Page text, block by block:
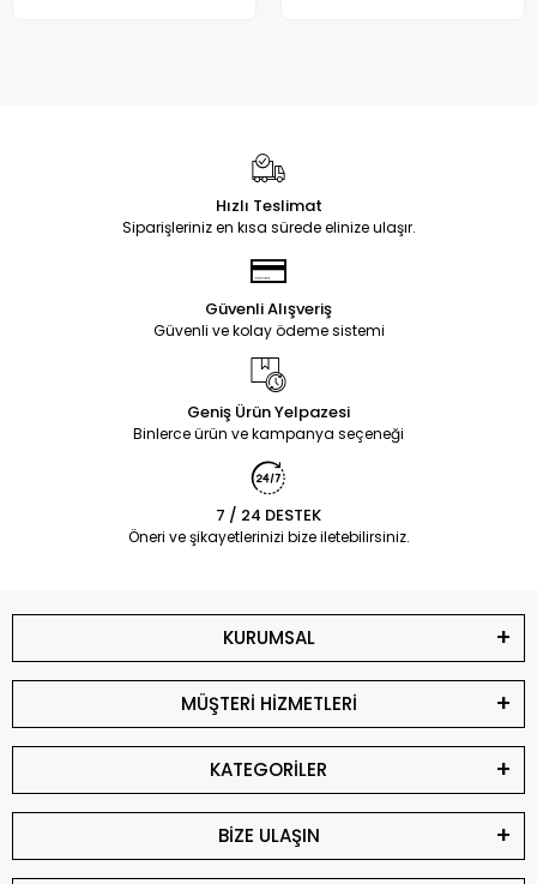
Hızlı Teslimat
Siparişleriniz en kısa sürede elinize ulaşır.
Güvenli Alışveriş
Güvenli ve kolay ödeme sistemi
Geniş Ürün Yelpazesi
Binlerce ürün ve kampanya seçeneği
7 / 24 DESTEK
Öneri ve şikayetlerinizi bize iletebilirsiniz.
KURUMSAL
MÜŞTERİ HİZMETLERİ
KATEGORİLER
BİZE ULAŞIN